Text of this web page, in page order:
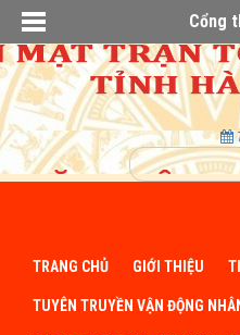
Cổng
TRANG CHỦ GIỚI THIỆU
TUYÊN TRUYỀN VẬN ĐỘNG